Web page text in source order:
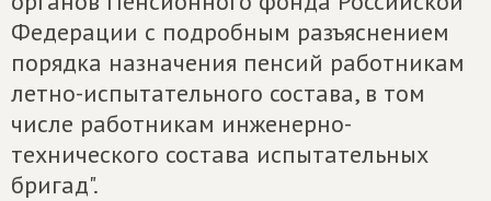
Федерации с подробным разъяснением
порядка назначения пенсий работникам
летно-испытательного состава, в том
числе работникам инженерно-
технического состава испытательных
бригад".